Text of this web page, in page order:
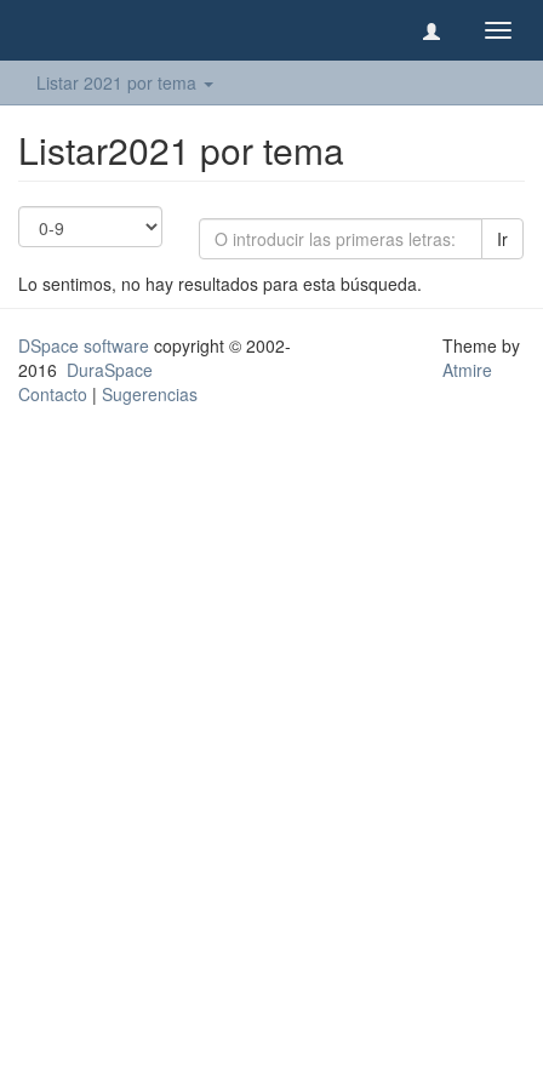
Listar 2021 por tema
Listar2021 por tema
Ir
Lo sentimos, no hay resultados para esta búsqueda.
DSpace software copyright © 2002-
2016 DuraSpace
Contacto | Sugerencias
Theme by
Atmire